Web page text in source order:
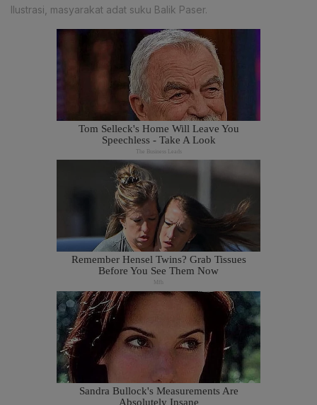
Ilustrasi, masyarakat adat suku Balik Paser.